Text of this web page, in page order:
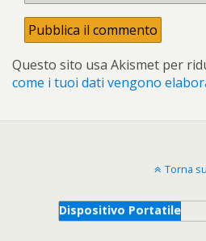
Questo sito usa Akismet per
come i tuoi dati vengono
Torna su
Dispositivo Portatile